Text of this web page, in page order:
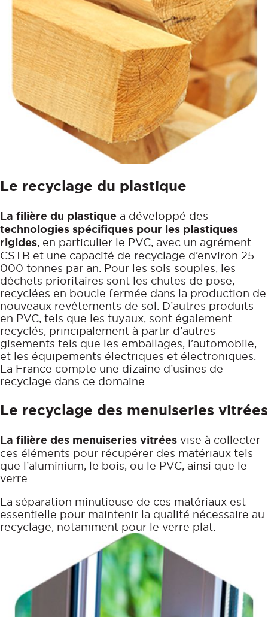
Le recyclage du plastique
La filière du plastique a développé des
technologies spécifiques pour les plastiques
rigides, en particulier le PVC, avec un agrément
CSTB et une capacité de recyclage d’environ 25
000 tonnes par an. Pour les sols souples, les
déchets prioritaires sont les chutes de pose,
recyclées en boucle fermée dans la production de
nouveaux revêtements de sol. D’autres produits
en PVC, tels que les tuyaux, sont également
recyclés, principalement à partir d’autres
gisements tels que les emballages, l’automobile,
et les équipements électriques et électroniques.
La France compte une dizaine d’usines de
recyclage dans ce domaine.
Le recyclage des menuiseries vitrées
La filière des menuiseries vitrées vise à collecter
ces éléments pour récupérer des matériaux tels
que l’aluminium, le bois, ou le PVC, ainsi que le
verre.
La séparation minutieuse de ces matériaux est
essentielle pour maintenir la qualité nécessaire au
recyclage, notamment pour le verre plat.